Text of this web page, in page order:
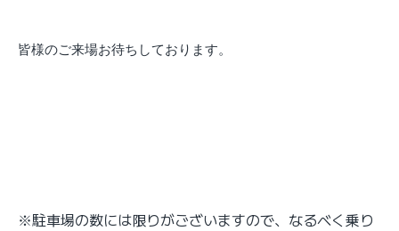
皆様のご来場お待ちしております。
※駐車場の数には限りがございますので、なるべく乗り